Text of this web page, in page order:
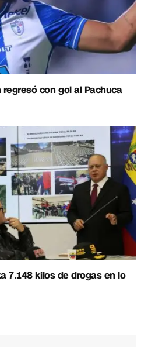
con gol al Pachuca
7.148 kilos de drogas en lo